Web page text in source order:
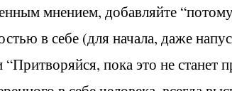
мнением, добавляйте
в себе (для начала, даже
пока это не станет